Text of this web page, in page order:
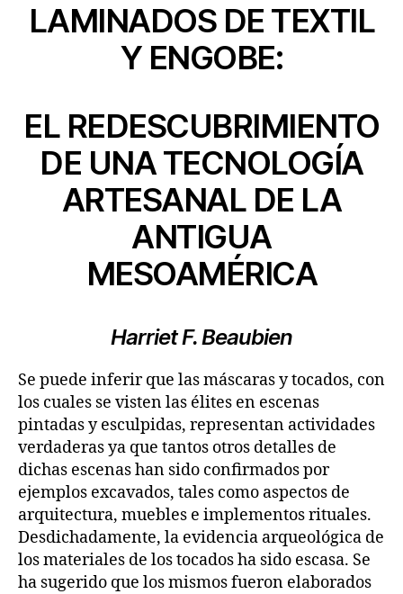
LAMINADOS DE TEXTIL
Y ENGOBE:
EL REDESCUBRIMIENTO
DE UNA TECNOLOGÍA
ARTESANAL DE LA
ANTIGUA
MESOAMÉRICA
Harriet F. Beaubien
Se puede inferir que las máscaras y tocados, con
los cuales se visten las élites en escenas
pintadas y esculpidas, representan actividades
verdaderas ya que tantos otros detalles de
dichas escenas han sido confirmados por
ejemplos excavados, tales como aspectos de
arquitectura, muebles e implementos rituales.
Desdichadamente, la evidencia arqueológica de
los materiales de los tocados ha sido escasa. Se
ha sugerido que los mismos fueron elaborados